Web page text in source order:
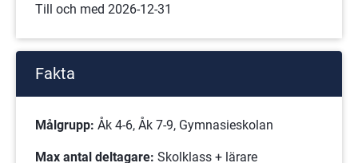
Till och med 2026-12-31
Fakta
Målgrupp: Åk 4-6, Åk 7-9, Gymnasieskolan
Max antal deltagare: Skolklass + lärare